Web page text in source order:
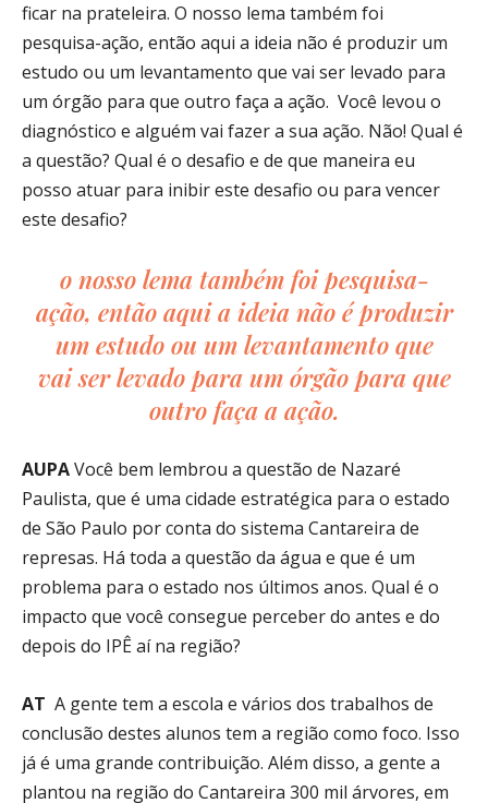
ficar na prateleira. O nosso lema também foi
pesquisa-ação, então aqui a ideia não é produzir um
estudo ou um levantamento que vai ser levado para
um órgão para que outro faça a ação. Você levou o
diagnóstico e alguém vai fazer a sua ação. Não! Qual é
a questão? Qual é o desafio e de que maneira eu
posso atuar para inibir este desafio ou para vencer
este desafio?
o nosso lema também foi pesquisa-
ação, então aqui a ideia não é produzir
um estudo ou um levantamento que
vai ser levado para um órgão para que
outro faça a ação.
AUPAVocê bem lembrou a questão de Nazaré
Paulista, que é uma cidade estratégica para o estado
de São Paulo por conta do sistema Cantareira de
represas. Há toda a questão da água e que é um
problema para o estado nos últimos anos. Qual é o
impacto que você consegue perceber do antes e do
depois do IPÊ aí na região?
AT A gente tem a escola e vários dos trabalhos de
conclusão destes alunos tem a região como foco. Isso
já é uma grande contribuição. Além disso, a gente a
plantou na região do Cantareira 300 mil árvores, em